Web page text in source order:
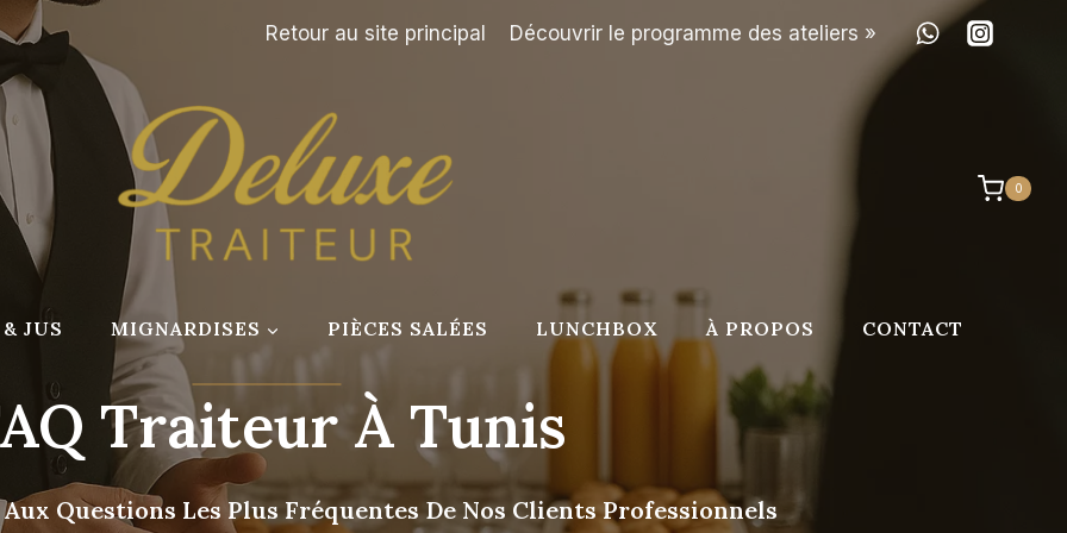
Retour au site principal Découvrir le programme des ateliers »
0
JUS MIGNARDISES PIÈCES SALÉES LUNCHBOX À PROPOS CONTACT
Traiteur À Tunis
Aux Questions Les Plus Fréquentes De Nos Clients Professionnels